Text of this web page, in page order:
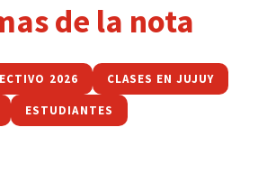
de la nota
2026 CLASES EN JUJUY
ESTUDIANTES